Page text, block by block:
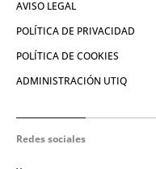
AVISO LEGAL
POLÍTICA DE PRIVACIDAD
POLÍTICA DE COOKIES
ADMINISTRACIÓN UTIQ
Redes sociales